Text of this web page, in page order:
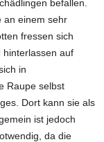
befallen.
an einem sehr
fressen sich
hinterlassen auf
in
Raupe selbst
Dort kann sie als
ist jedoch
da die